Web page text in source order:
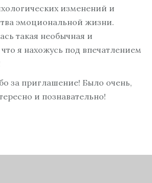
изменений и
эмоциональной жизни.
такая необычная и
я нахожусь под впечатлением
за приглашение! Было очень,
и познавательно!